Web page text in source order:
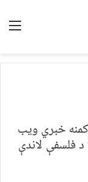
خبري ویب
فلسفې لاندې